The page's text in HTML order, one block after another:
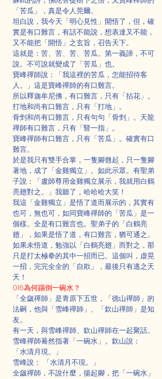
「苦瓜」，真是令人莞爾。
坦白說，我今天「明心見性」開悟了，但，確
實是有口難言，有話不能說，想表達又不能，
又不能把「開悟」之玄旨，召告天下。
這就是：苦、苦、苦、苦瓜。第一義諦，不可
說。不可說就變成了「苦瓜」也。
寶峰禪師說：「我這裡的苦瓜，怎能招待客
人。」這是寶峰禪師的有口難言。
所以釋迦牟尼佛，有口難言，只有「拈花」。
打地和尚有口難言，只有「打地」。
骨剉和尚有口難言，只有句句「骨剉」。天龍
禪師有口難言，只有「豎一指」。
寶峰禪師有口難言，只有「苦瓜」。確實有口
難言。
於是我只有雙手合掌，一隻腳翹起，只一隻腳
著地，成了「金雞獨立」。如此示眾。有聖弟
子說：「盧師尊用金雞獨立展示，我就用白鶴
亮翅對之。」我聽了，哈哈哈大笑！
我這「金雞獨立」是悟了道而展示的，其實有
也可，無也可，如同寶峰禪師的「苦瓜」是一
個樣。全是有口難言也。聖弟子的「白鶴亮
翅」，如果是悟了道，有口難言，猶可通之。
如果未悟道，勉強以「白鶴亮翅」而對之，那
只是打太極拳的其中一招而已。這個叫，虚晃
一招，完完全全的「自欺」，最後只有逃之夭
夭！
016為何踢倒一碗水？
「全奯禪師」是青原下五世，「德山禪師」的
法嗣，他與「雪峰禪師」、「欽山禪師」是知
友。
有一天，與雪峰禪師、欽山禪師在一起聚話。
雪峰禪師驀然指著「一碗水」。欽山說：
「水清月現。」
雪峰說： 「水清月不現。」
全奯禪師，不說什麼，揚起腳，把「一碗水」